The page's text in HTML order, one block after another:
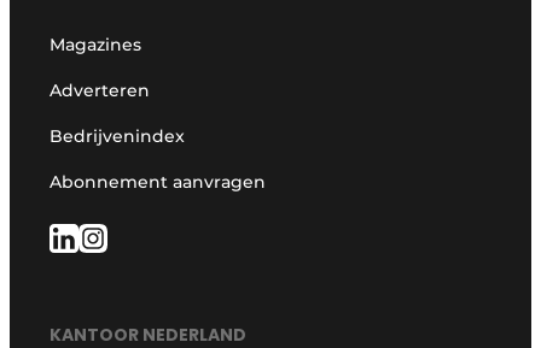
Magazines
Adverteren
Bedrijvenindex
Abonnement aanvragen
KANTOOR NEDERLAND